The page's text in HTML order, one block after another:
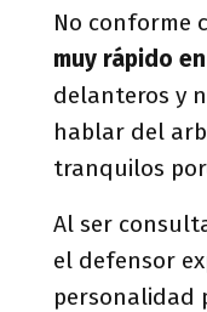
No conforme
muy rápido
delanteros y
hablar del
tranquilos
Al ser
el defensor
personalidad